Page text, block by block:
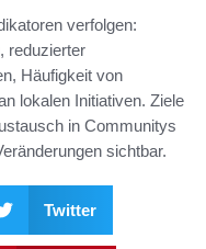
verfolgen:
reduzierter
Häufigkeit von
lokalen Initiativen. Ziele
in Communitys
sichtbar.
Twitter